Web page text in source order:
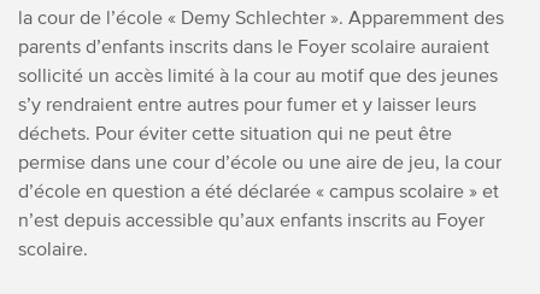
la cour de l’école « Demy Schlechter ». Apparemment des
parents d’enfants inscrits dans le Foyer scolaire auraient
sollicité un accès limité à la cour au motif que des jeunes
s’y rendraient entre autres pour fumer et y laisser leurs
déchets. Pour éviter cette situation qui ne peut être
permise dans une cour d’école ou une aire de jeu, la cour
d’école en question a été déclarée « campus scolaire » et
n’est depuis accessible qu’aux enfants inscrits au Foyer
scolaire.